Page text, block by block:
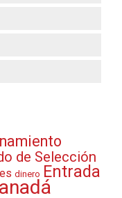
de Selección
dinero Entrada